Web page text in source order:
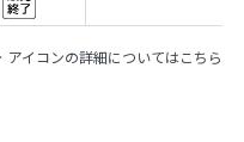
アイコンの詳細についてはこちら